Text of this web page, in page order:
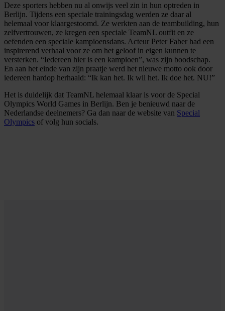
Deze sporters hebben nu al onwijs veel zin in hun optreden in
Berlijn. Tijdens een speciale trainingsdag werden ze daar al
helemaal voor klaargestoomd. Ze werkten aan de teambuilding, hun
zelfvertrouwen, ze kregen een speciale TeamNL outfit en ze
oefenden een speciale kampioensdans. Acteur Peter Faber had een
inspirerend verhaal voor ze om het geloof in eigen kunnen te
versterken. “Iedereen hier is een kampioen”, was zijn boodschap.
En aan het einde van zijn praatje werd het nieuwe motto ook door
iedereen hardop herhaald: “Ik kan het. Ik wil het. Ik doe het. NU!”
Het is duidelijk dat TeamNL helemaal klaar is voor de Special
Olympics World Games in Berlijn. Ben je benieuwd naar de
Nederlandse deelnemers? Ga dan naar de website van Special
Olympics of volg hun socials.